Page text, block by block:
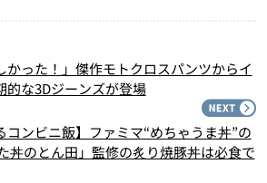
かった！」傑作モトクロスパンツからイ
的な3Dジーンズが登場
コンビニ飯】ファミマ“めちゃうま丼”の
丼のとん田」監修の炙り焼豚丼は必食で